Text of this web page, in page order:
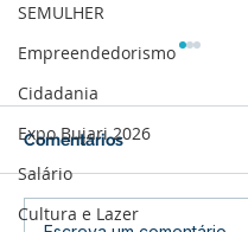
SEMULHER
Empreendedorismo
Cidadania
Expo Bujari 2026
Salário
Cultura e Lazer
Comentários